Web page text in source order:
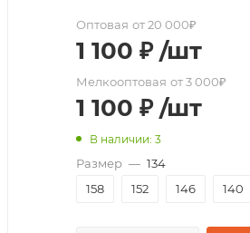
Оптовая от 20 000₽
1 100 ₽ /шт
Мелкооптовая от 3 000₽
1 100 ₽ /шт
В наличии: 3
Размер — 134
158
152 146 140